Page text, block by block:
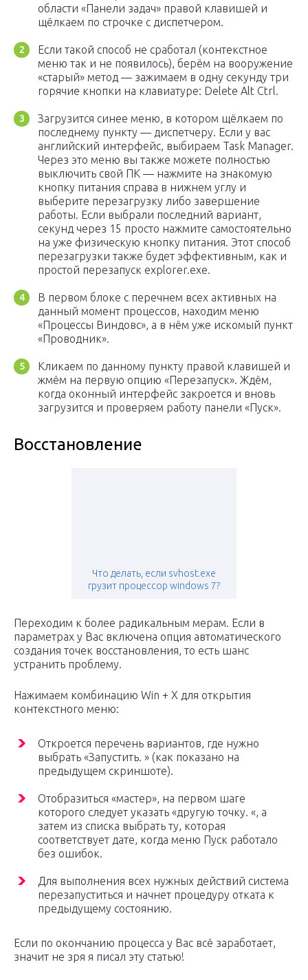
области «Панели задач» правой клавишей и
щёлкаем по строчке с диспетчером.
Если такой способ не сработал (контекстное
меню так и не появилось), берём на вооружение
«старый» метод — зажимаем в одну секунду три
горячие кнопки на клавиатуре: Delete Alt Ctrl.
Загрузится синее меню, в котором щёлкаем по
последнему пункту — диспетчеру. Если у вас
английский интерфейс, выбираем Task Manager.
Через это меню вы также можете полностью
выключить свой ПК — нажмите на знакомую
кнопку питания справа в нижнем углу и
выберите перезагрузку либо завершение
работы. Если выбрали последний вариант,
секунд через 15 просто нажмите самостоятельно
на уже физическую кнопку питания. Этот способ
перезагрузки также будет эффективным, как и
простой перезапуск explorer.exe.
В первом блоке с перечнем всех активных на
данный момент процессов, находим меню
«Процессы Виндовс», а в нём уже искомый пункт
«Проводник».
Кликаем по данному пункту правой клавишей и
жмём на первую опцию «Перезапуск». Ждём,
когда оконный интерфейс закроется и вновь
загрузится и проверяем работу панели «Пуск».
Восстановление
Что делать, если svhost.exe
грузит процессор windows 7?
Переходим к более радикальным мерам. Если в
параметрах у Вас включена опция автоматического
создания точек восстановления, то есть шанс
устранить проблему.
Нажимаем комбинацию Win + X для открытия
контекстного меню:
Откроется перечень вариантов, где нужно
выбрать «Запустить. » (как показано на
предыдущем скриншоте).
Отобразиться «мастер», на первом шаге
которого следует указать «другую точку. «, а
затем из списка выбрать ту, которая
соответствует дате, когда меню Пуск работало
без ошибок.
Для выполнения всех нужных действий система
перезапуститься и начнет процедуру отката к
предыдущему состоянию.
Если по окончанию процесса у Вас всё заработает,
значит не зря я писал эту статью!